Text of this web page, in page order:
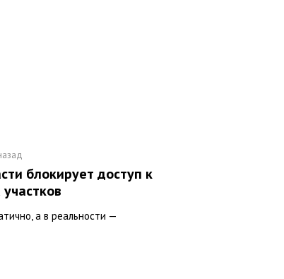
блокирует доступ к
а в реальности —